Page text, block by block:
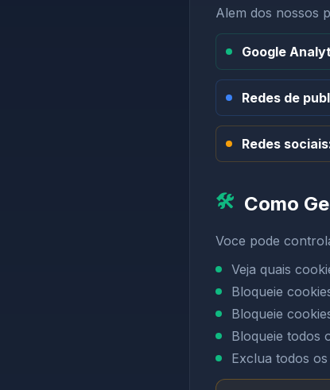
Alem dos nossos
Google
Redes de
Redes
🛠️ Como
Voce pode
Veja quais
Bloqueie
Bloqueie
Bloqueie todos
Exclua todos